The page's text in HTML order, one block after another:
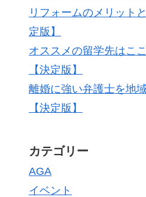
リフォームのメリット
定版】
オススメの留学先はこ
【決定版】
離婚に強い弁護士を地
【決定版】
カテゴリー
AGA
イベント